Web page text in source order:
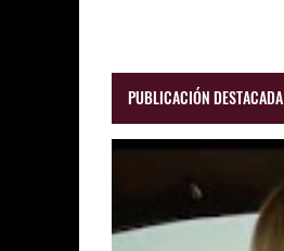
PUBLICACIÓN DESTACADA